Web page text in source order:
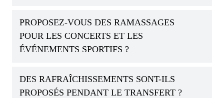
PROPOSEZ-VOUS DES RAMASSAGES
POUR LES CONCERTS ET LES
ÉVÉNEMENTS SPORTIFS ?
DES RAFRAÎCHISSEMENTS SONT-ILS
PROPOSÉS PENDANT LE TRANSFERT ?